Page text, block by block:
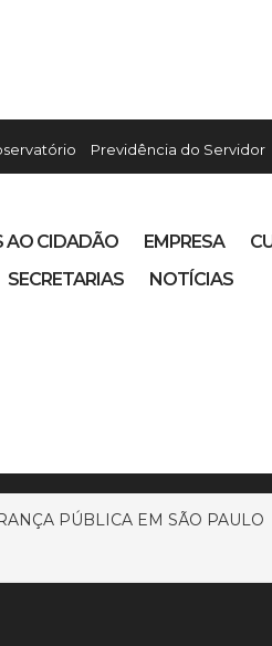
Previdência do Servidor
AO CIDADÃO EMPRESA
SECRETARIAS
NOTÍCIAS
PÚBLICA EM SÃO PAULO